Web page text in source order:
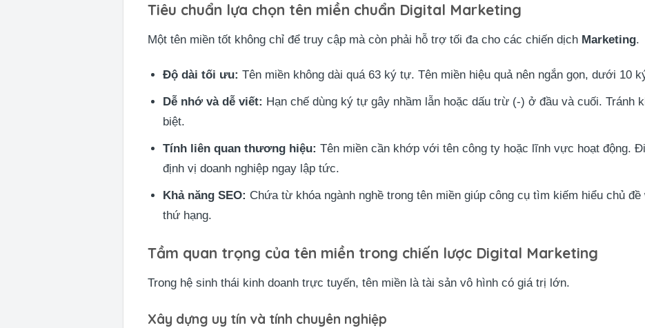
Tiêu chuẩn lựa chọn tên miền chuẩn Digital Marketing
Một tên miền tốt không chỉ để truy cập mà còn phải hỗ trợ tối đa cho các chiến dịch Marketing.
Độ dài tối ưu: Tên miền không dài quá 63 ký tự. Tên miền hiệu quả nên ngắn gọn, dưới 10
Dễ nhớ và dễ viết: Hạn chế dùng ký tự gây nhầm lẫn hoặc dấu trừ (-) ở đầu và cuối. Tránh
biệt.
Tính liên quan thương hiệu: Tên miền cần khớp với tên công ty hoặc lĩnh vực hoạt động.
định vị doanh nghiệp ngay lập tức.
Khả năng SEO: Chứa từ khóa ngành nghề trong tên miền giúp công cụ tìm kiếm hiểu chủ
thứ hạng.
Tầm quan trọng của tên miền trong chiến lược Digital Marketing
Trong hệ sinh thái kinh doanh trực tuyến, tên miền là tài sản vô hình có giá trị lớn.
Xây dựng uy tín và tính chuyên nghiệp